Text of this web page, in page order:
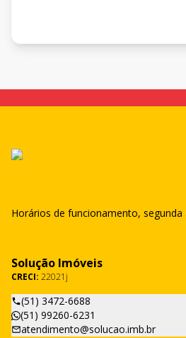
Horários de funcionamento, segunda
Solução Imóveis
CRECI: 22021j
(51) 3472-6688
(51) 99260-6231
atendimento@solucao.imb.br